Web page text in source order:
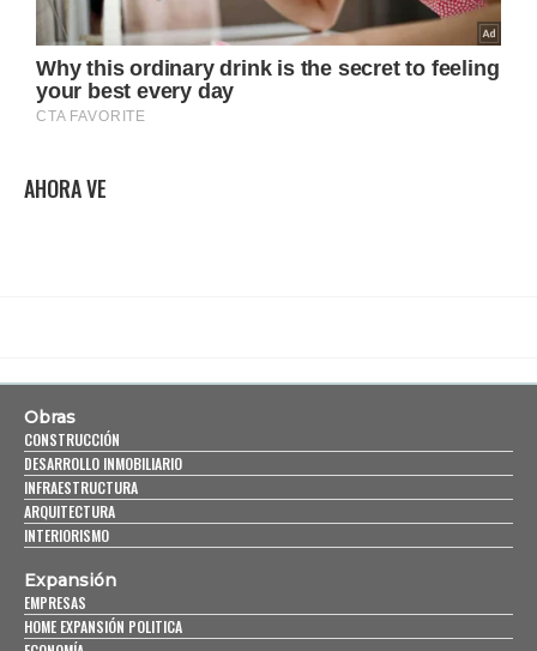
AHORA VE
Obras
CONSTRUCCIÓN
DESARROLLO INMOBILIARIO
INFRAESTRUCTURA
ARQUITECTURA
INTERIORISMO
Expansión
EMPRESAS
HOME EXPANSIÓN POLITICA